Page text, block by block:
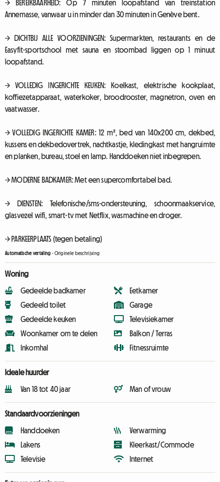
→ BEREIKBAARHEID: Op 7 minuten loopafstand van treinstation
Annemasse, vanwaar u in minder dan 30 minuten in Genève bent.
→ DICHTBIJ ALLE VOORZIENINGEN: Supermarkten, restaurants en de
Easyfit-sportschool met sauna en stoombad liggen op 1 minuut
loopafstand.
→ VOLLEDIG INGERICHTE KEUKEN: Koelkast, elektrische kookplaat,
koffiezetapparaat, waterkoker, broodrooster, magnetron, oven en
vaatwasser.
→ VOLLEDIG INGERICHTE KAMER: 12 m², bed van 140x200 cm, dekbed,
kussens en dekbedovertrek, nachtkastje, kledingkast met hangruimte
en planken, bureau, stoel en lamp. Handdoeken niet inbegrepen.
→ MODERNE BADKAMER: Met een supercomfortabel bad.
→ DIENSTEN: Telefonische/sms-ondersteuning, schoonmaakservice,
glasvezel wifi, smart-tv met Netflix, wasmachine en droger.
→ PARKEERPLAATS (tegen betaling)
Automatische vertaling -Originele beschrijving
Woning
Gedeelde badkamer
Gedeeld toilet
Gedeelde keuken
Woonkamer om te delen
Inkomhal
Eetkamer
Garage
Televisiekamer
Balkon / Terras
Fitnessruimte
Ideale huurder
Van 18 tot 40 jaar Man of vrouw
Standaardvoorzieningen
Handdoeken
Lakens
Televisie
Verwarming
Kleerkast/Commode
Internet